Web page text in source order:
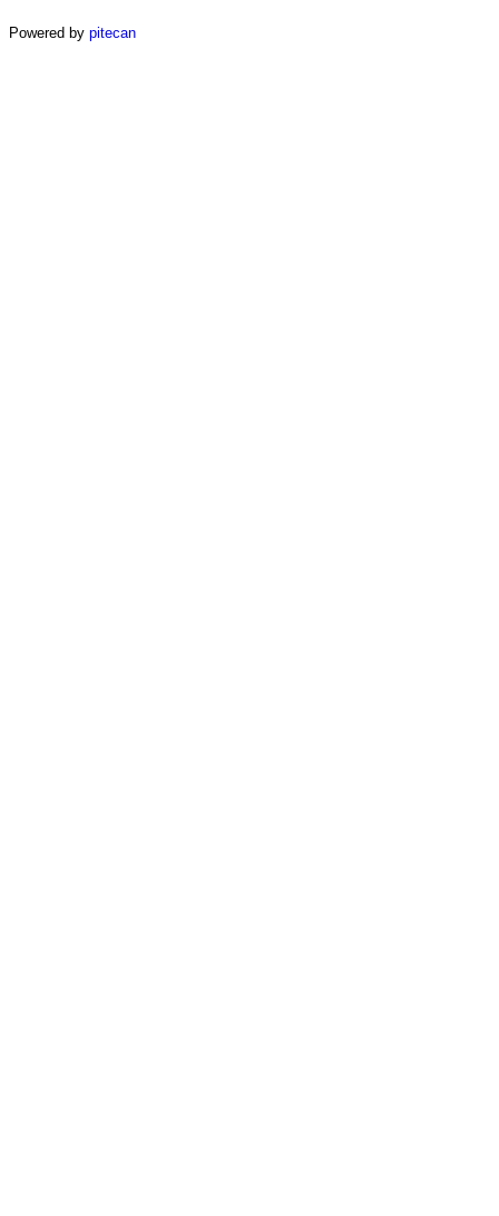
Powered by pitecan